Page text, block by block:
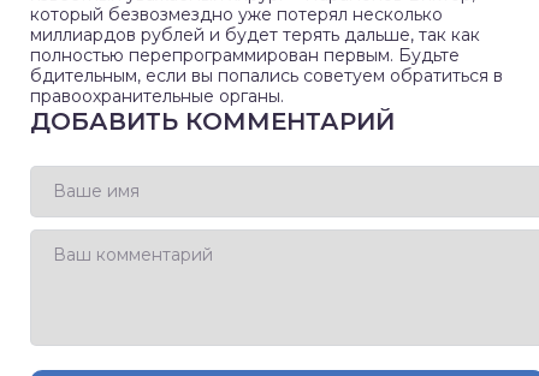
который безвозмездно уже потерял несколько
миллиардов рублей и будет терять дальше, так как
полностью перепрограммирован первым. Будьте
бдительным, если вы попались советуем обратиться в
правоохранительные органы.
ДОБАВИТЬ КОММЕНТАРИЙ